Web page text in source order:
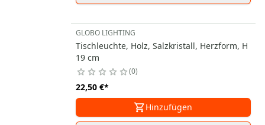
GLOBO LIGHTING
Tischleuchte, Holz, Salzkristall, Herzform, H
19 cm
0
22,50 €*
Hinzufügen